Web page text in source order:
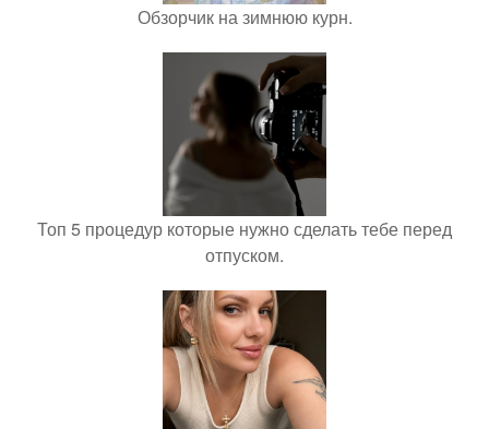
Обзорчик на зимнюю курн.
Топ 5 процедур которые нужно сделать тебе перед
отпуском.